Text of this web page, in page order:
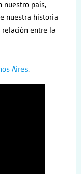
nuestro país,
nuestra historia
entre la
Aires.